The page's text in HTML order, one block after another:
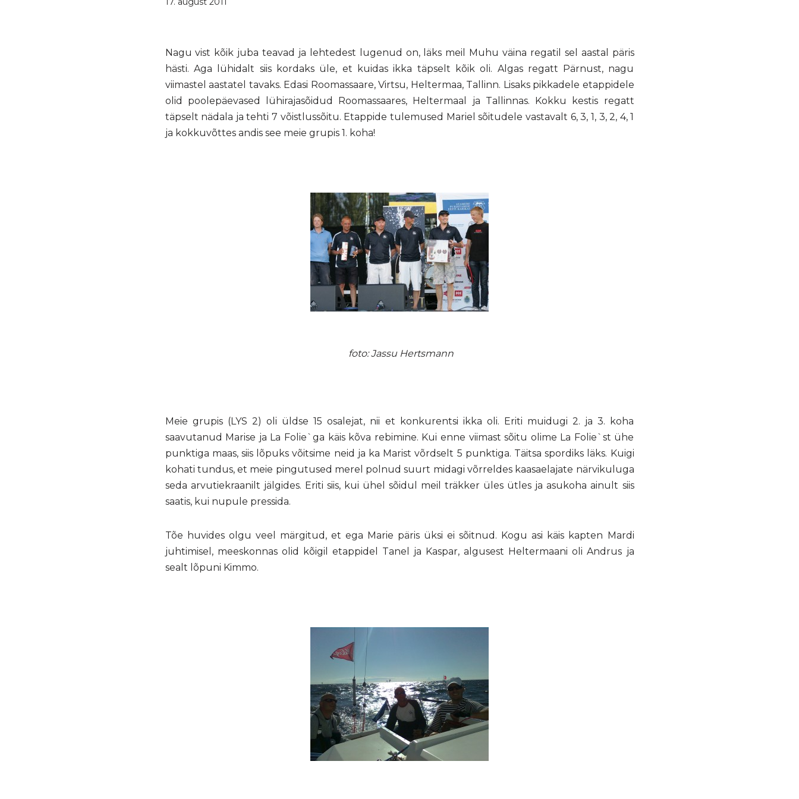
Nagu vist kõik juba teavad ja lehtedest lugenud on, läks meil Muhu väina regatil sel aastal päris
hästi. Aga lühidalt siis kordaks üle, et kuidas ikka täpselt kõik oli. Algas regatt Pärnust, nagu
viimastel aastatel tavaks. Edasi Roomassaare, Virtsu, Heltermaa, Tallinn. Lisaks pikkadele etappidele
olid poolepäevased lühirajasõidud Roomassaares, Heltermaal ja Tallinnas. Kokku kestis regatt
täpselt nädala ja tehti 7 võistlussõitu. Etappide tulemused Mariel sõitudele vastavalt 6, 3, 1, 3, 2, 4, 1
ja kokkuvõttes andis see meie grupis 1. koha!
foto: Jassu Hertsmann
Meie grupis (LYS 2) oli üldse 15 osalejat, nii et konkurentsi ikka oli. Eriti muidugi 2. ja 3. koha
saavutanud Marise ja La Folie`ga käis kõva rebimine. Kui enne viimast sõitu olime La Folie`st ühe
punktiga maas, siis lõpuks võitsime neid ja ka Marist võrdselt 5 punktiga. Täitsa spordiks läks. Kuigi
kohati tundus, et meie pingutused merel polnud suurt midagi võrreldes kaasaelajate närvikuluga
seda arvutiekraanilt jälgides. Eriti siis, kui ühel sõidul meil träkker üles ütles ja asukoha ainult siis
saatis, kui nupule pressida.
Tõe huvides olgu veel märgitud, et ega Marie päris üksi ei sõitnud. Kogu asi käis kapten Mardi
juhtimisel, meeskonnas olid kõigil etappidel Tanel ja Kaspar, algusest Heltermaani oli Andrus ja
sealt lõpuni Kimmo.